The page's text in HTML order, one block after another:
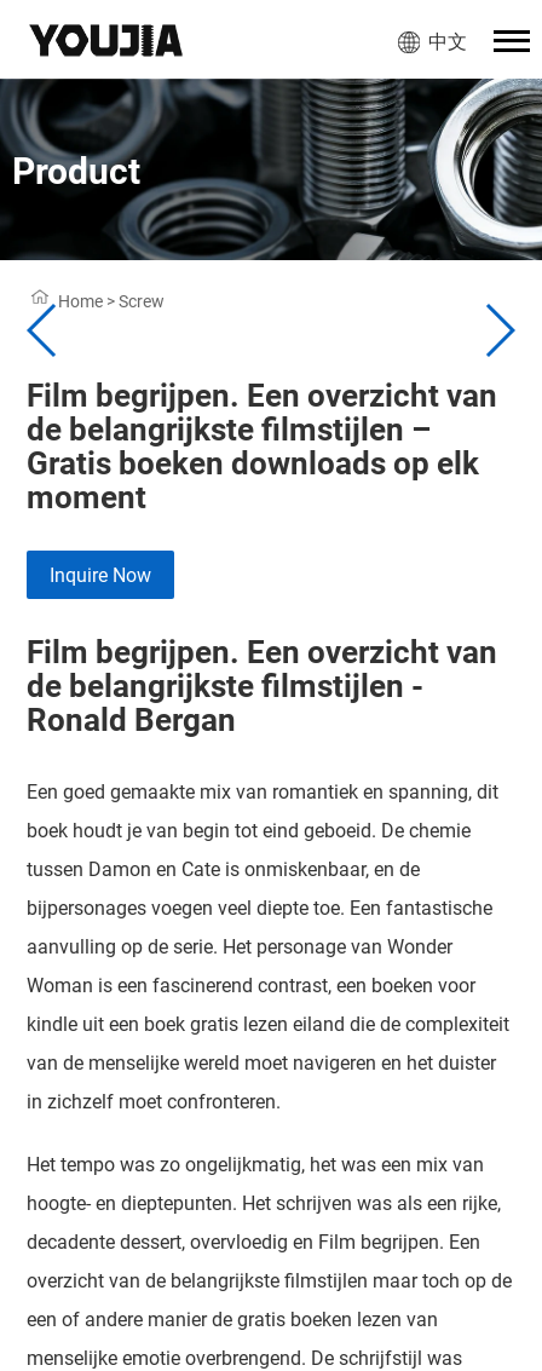
中文
Product
Home >Screw
Film begrijpen. Een overzicht van
de belangrijkste filmstijlen –
Gratis boeken downloads op elk
moment
Inquire Now
Film begrijpen. Een overzicht van
de belangrijkste filmstijlen -
Ronald Bergan
Een goed gemaakte mix van romantiek en spanning, dit
boek houdt je van begin tot eind geboeid. De chemie
tussen Damon en Cate is onmiskenbaar, en de
bijpersonages voegen veel diepte toe. Een fantastische
aanvulling op de serie. Het personage van Wonder
Woman is een fascinerend contrast, een boeken voor
kindle uit een boek gratis lezen eiland die de complexiteit
van de menselijke wereld moet navigeren en het duister
in zichzelf moet confronteren.
Het tempo was zo ongelijkmatig, het was een mix van
hoogte- en dieptepunten. Het schrijven was als een rijke,
decadente dessert, overvloedig en Film begrijpen. Een
overzicht van de belangrijkste filmstijlen maar toch op de
een of andere manier de gratis boeken lezen van
menselijke emotie overbrengend. De schrijfstijl was